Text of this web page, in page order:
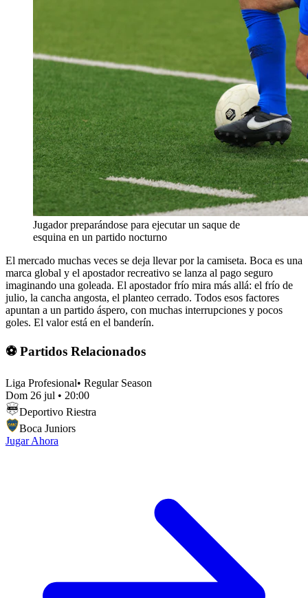
Jugador preparándose para ejecutar un saque de
esquina en un partido nocturno
El mercado muchas veces se deja llevar por la camiseta. Boca es una
marca global y el apostador recreativo se lanza al pago seguro
imaginando una goleada. El apostador frío mira más allá: el frío de
julio, la cancha angosta, el planteo cerrado. Todos esos factores
apuntan a un partido áspero, con muchas interrupciones y pocos
goles. El valor está en el banderín.
⚽ Partidos Relacionados
Liga Profesional• Regular Season
Dom 26 jul • 20:00
Deportivo Riestra
Boca Juniors
Jugar Ahora